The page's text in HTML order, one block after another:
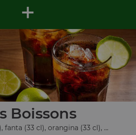
+
Boissons
fanta (33 cl), orangina (33 cl), ...